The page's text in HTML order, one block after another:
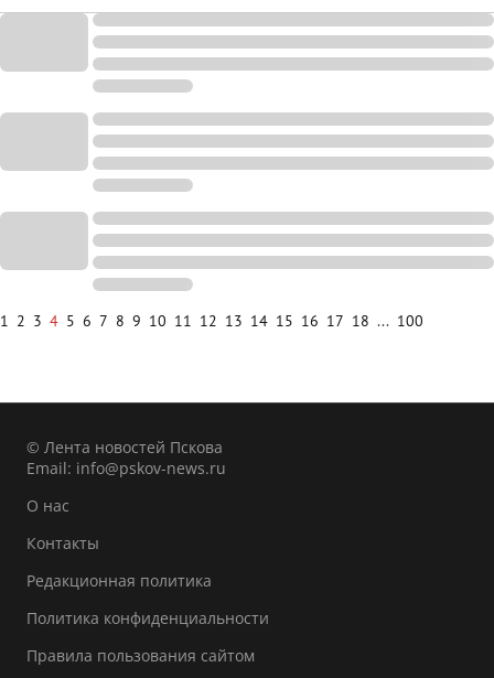
1 2 3 4 5 6 7 8 9 10 11 12 13 14 15 16 17 18 ... 100
© Лента новостей Пскова
Email: info@pskov-news.ru
О нас
Контакты
Редакционная политика
Политика конфиденциальности
Правила пользования сайтом